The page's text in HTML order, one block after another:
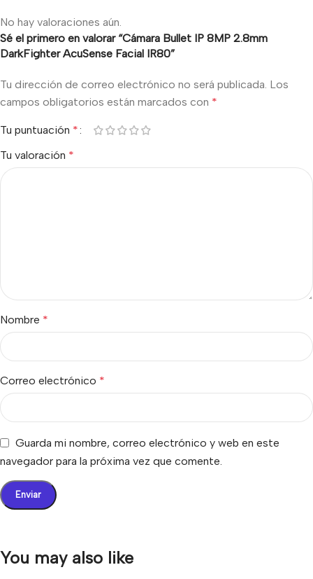
No hay valoraciones aún.
Sé el primero en valorar “Cámara Bullet IP 8MP 2.8mm
DarkFighter AcuSense Facial IR80”
Tu dirección de correo electrónico no será publicada. Los
campos obligatorios están marcados con *
Tu puntuación *
Tu valoración *
Nombre *
Correo electrónico *
Guarda mi nombre, correo electrónico y web en este
navegador para la próxima vez que comente.
You may also like